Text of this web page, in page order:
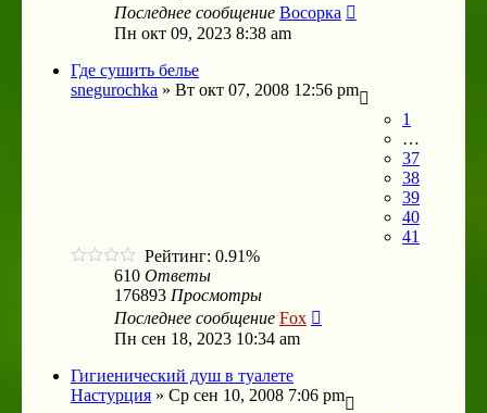
Последнее сообщение Восорка
Пн окт 09, 2023 8:38 am
Где сушить белье
snegurochka » Вт окт 07, 2008 12:56 pm
1
…
37
38
39
40
41
Рейтинг: 0.91%
610 Ответы
176893 Просмотры
Последнее сообщение Fox
Пн сен 18, 2023 10:34 am
Гигиенический душ в туалете
Настурция » Ср сен 10, 2008 7:06 pm